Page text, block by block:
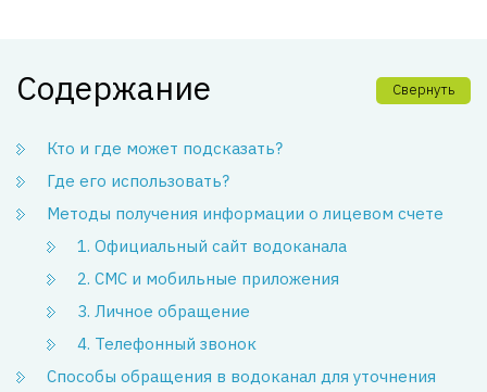
Содержание Свернуть
Кто и где может подсказать?
Где его использовать?
Методы получения информации о лицевом счете
1. Официальный сайт водоканала
2. СМС и мобильные приложения
3. Личное обращение
4. Телефонный звонок
Способы обращения в водоканал для уточнения